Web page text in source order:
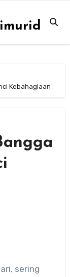
Kebahagiaan